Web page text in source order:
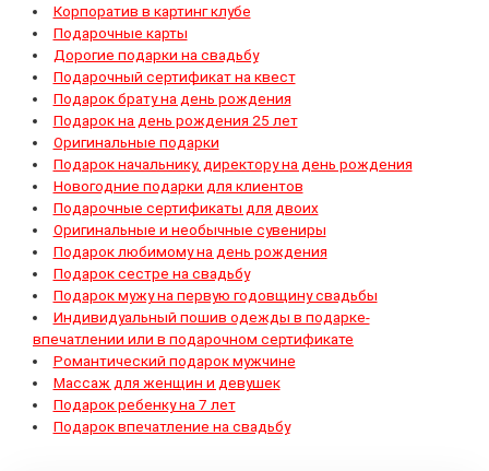
Корпоратив в картинг клубе
Подарочные карты
Дорогие подарки на свадьбу
Подарочный сертификат на квест
Подарок брату на день рождения
Подарок на день рождения 25 лет
Оригинальные подарки
Подарок начальнику, директору на день рождения
Новогодние подарки для клиентов
Подарочные сертификаты для двоих
Оригинальные и необычные сувениры
Подарок любимому на день рождения
Подарок сестре на свадьбу
Подарок мужу на первую годовщину свадьбы
Индивидуальный пошив одежды в подарке-
впечатлении или в подарочном сертификате
Романтический подарок мужчине
Массаж для женщин и девушек
Подарок ребенку на 7 лет
Подарок впечатление на свадьбу